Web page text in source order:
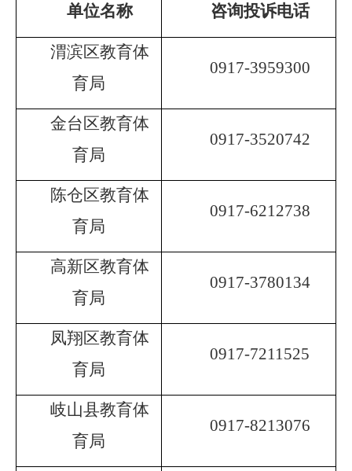
单位名称
咨询投诉电话
渭滨区教育体
育局
0917-3959300
金台区教育体
育局
0917-3520742
陈仓区教育体
育局
0917-6212738
高新区教育体
育局
0917-3780134
凤翔区教育体
育局
0917-7211525
岐山县教育体
育局
0917-8213076